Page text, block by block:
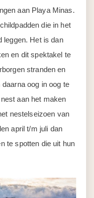
aan Playa Minas.
die in het
leggen. Het is dan
en dit spektakel te
stranden en
oog in oog te
aan het maken
nestelseizoen van
april t/m juli dan
te spotten die uit hun